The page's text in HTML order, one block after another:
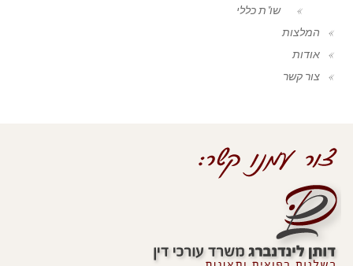
שו"ת כללי
המלצות
אודות
צור קשר